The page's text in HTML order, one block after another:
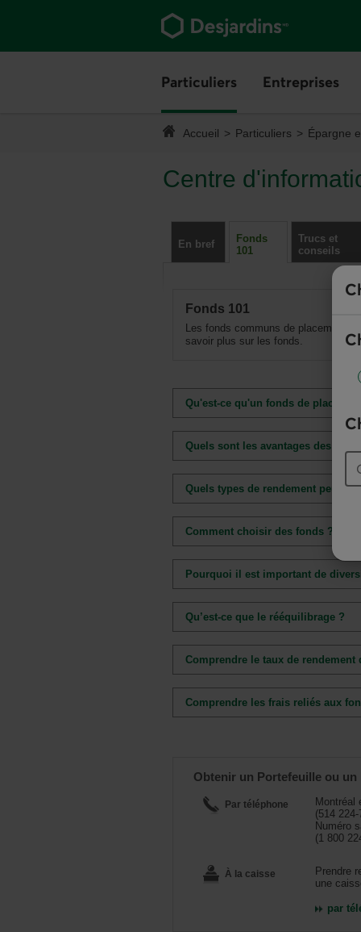
au
contenu
principal
quittez
la
section.
Particuliers MenuEntreprises
Vous
quittez
menu.
êtes
Accueil Particuliers Épargne
Centre
En bref
Fonds
101
Trucs et
conseils
Fonds
101Fonds 101
Les fonds communs de placement
savoir plus sur les fonds.
Qu'est-ce qu'un fonds de placement
Quels sont les avantages des
Quels types de rendement peut
Comment choisir des fonds ?
Pourquoi il est important de
Qu’est-ce que le rééquilibrage ?
Comprendre le taux de rendement
Comprendre les frais reliés aux
Obtenir un Portefeuille ou
Par téléphone Montréal
(514 224-
Numéro
(1 800
À la caisse
Prendre
une
par